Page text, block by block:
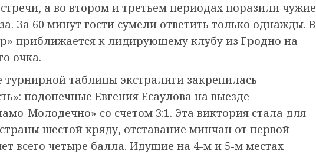
а во втором и третьем периодах поразили чужие
За 60 минут гости сумели ответить только однажды. В
приближается к лидирующему клубу из Гродно на
очка.
турнирной таблицы экстралиги закрепилась
подопечные Евгения Есаулова на выезде
Молодечно» со счетом 3:1. Эта виктория стала для
шестой кряду, отставание минчан от первой
всего четыре балла. Идущие на 4-м и 5-м местах